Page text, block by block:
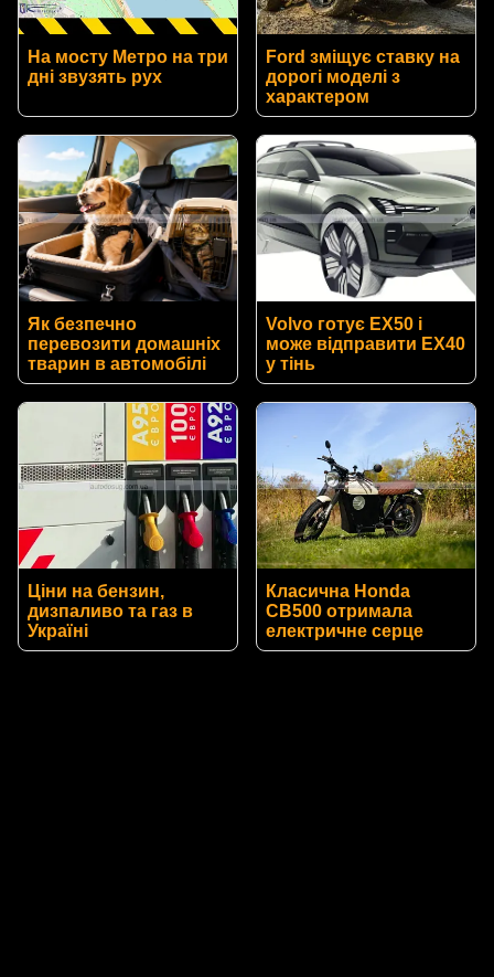
На мосту Метро на три
дні звузять рух
Ford зміщує ставку на
дорогі моделі з
характером
Як безпечно
перевозити домашніх
тварин в автомобілі
Volvo готує EX50 і
може відправити EX40
у тінь
Ціни на бензин,
дизпаливо та газ в
Україні
Класична Honda
CB500 отримала
електричне серце